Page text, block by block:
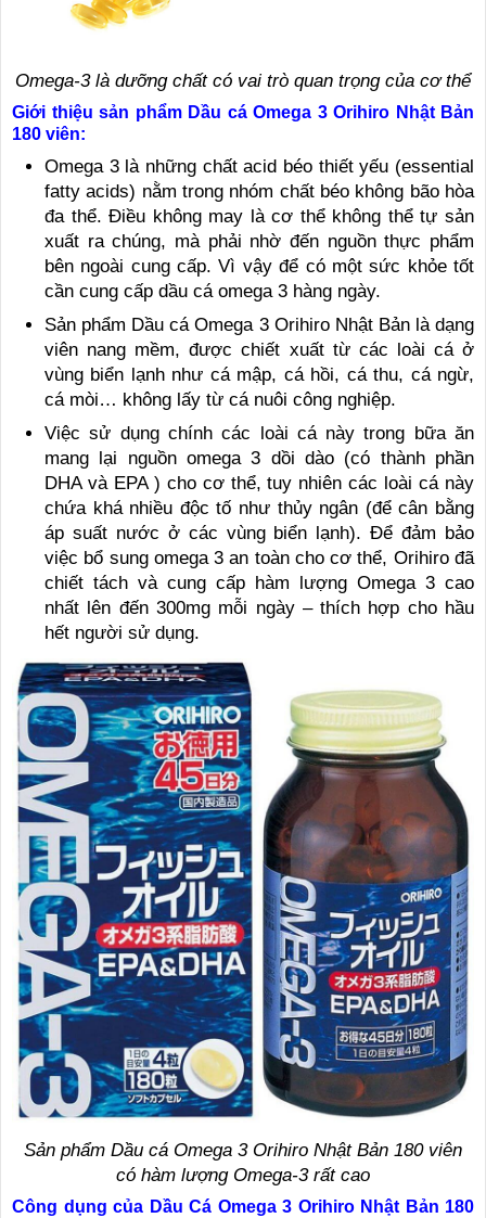
Omega-3 là dưỡng chất có vai trò quan trọng của cơ thể
Giới thiệu sản phẩm Dầu cá Omega 3 Orihiro Nhật Bản
180 viên:
Omega 3 là những chất acid béo thiết yếu (essential
fatty acids) nằm trong nhóm chất béo không bão hòa
đa thể. Điều không may là cơ thể không thể tự sản
xuất ra chúng, mà phải nhờ đến nguồn thực phẩm
bên ngoài cung cấp. Vì vậy để có một sức khỏe tốt
cần cung cấp dầu cá omega 3 hàng ngày.
Sản phẩm Dầu cá Omega 3 Orihiro Nhật Bản là dạng
viên nang mềm, được chiết xuất từ các loài cá ở
vùng biển lạnh như cá mập, cá hồi, cá thu, cá ngừ,
cá mòi… không lấy từ cá nuôi công nghiệp.
Việc sử dụng chính các loài cá này trong bữa ăn
mang lại nguồn omega 3 dồi dào (có thành phần
DHA và EPA ) cho cơ thể, tuy nhiên các loài cá này
chứa khá nhiều độc tố như thủy ngân (để cân bằng
áp suất nước ở các vùng biển lạnh). Để đảm bảo
việc bổ sung omega 3 an toàn cho cơ thể, Orihiro đã
chiết tách và cung cấp hàm lượng Omega 3 cao
nhất lên đến 300mg mỗi ngày – thích hợp cho hầu
hết người sử dụng.
Sản phẩm Dầu cá Omega 3 Orihiro Nhật Bản 180 viên
có hàm lượng Omega-3 rất cao
Công dụng của Dầu Cá Omega 3 Orihiro Nhật Bản 180